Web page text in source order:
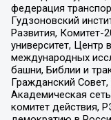
федерация
Гудзоновский
Развития, Комитет-
университет, Центр
международных
башни, Библии и
Гражданский
Академическая
комитет действия,